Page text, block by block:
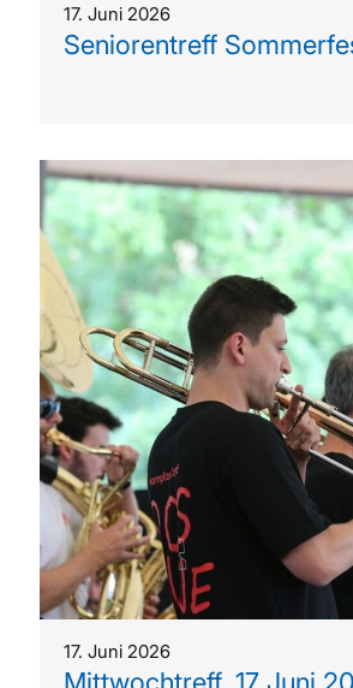
17. Juni 2026
Seniorentreff
17. Juni 2026